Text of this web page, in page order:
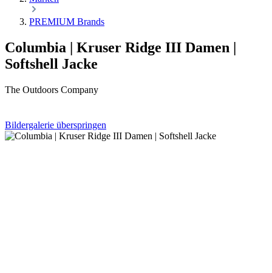
PREMIUM Brands
Columbia | Kruser Ridge III Damen |
Softshell Jacke
The Outdoors Company
Bildergalerie überspringen